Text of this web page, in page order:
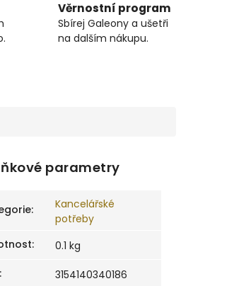
Věrnostní program
Sbírej Galeony a ušetři
na dalším nákupu.
parametry
:
Kancelářské
potřeby
:
0.1 kg
: 3154140340186